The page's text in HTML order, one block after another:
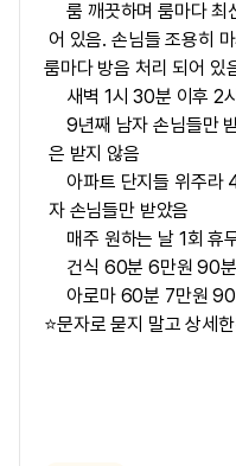
룸 깨끗하며 룸마다 최
어 있음. 손님들 조용히
룸마다 방음 처리 되어 있
새벽 1시 30분 이후 2
9년째 남자 손님들만
은 받지 않음
아파트 단지들 위주
자 손님들만 받았음
매주 원하는 날 1회 휴
건식 60분 6만원 90분
아로마 60분 7만원 90
⭐문자로 묻지 말고 상세